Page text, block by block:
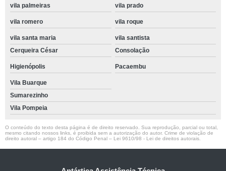
vila palmeiras vila prado
vila romero vila roque
vila santa maria
vila santista
Cerqueira César
Consolação
Higienópolis Pacaembu
Vila Buarque
Sumarezinho
Vila Pompeia
O conteúdo do texto desta página é de direito reservado. Sua reprodução, parcial ou total,
mesmo citando nossos links, é proibida sem a autorização do autor. Crime de violação de
direito autoral – artigo 184 do Código Penal – Lei 9610/98 - Lei de direitos autorais